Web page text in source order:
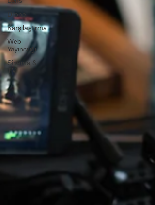
Drone
Karşılaştırma
Web
Yayıncılığı
Sinema &
TV